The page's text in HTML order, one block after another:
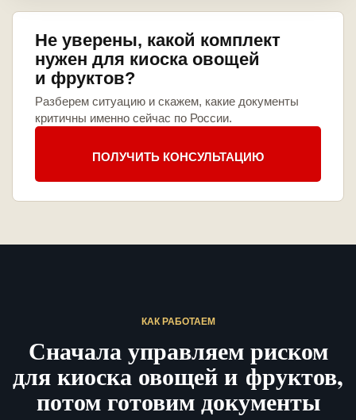
Не уверены, какой комплект
нужен для киоска овощей
и фруктов?
Разберем ситуацию и скажем, какие документы
критичны именно сейчас по России.
ПОЛУЧИТЬ КОНСУЛЬТАЦИЮ
КАК РАБОТАЕМ
Сначала управляем риском
для киоска овощей и фруктов,
потом готовим документы